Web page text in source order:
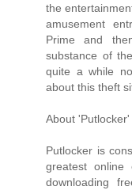
the
amusement
Prime and
substance of
quite a while
about this theft
About 'Putlocker'
Putlocker is
greatest online
downloading